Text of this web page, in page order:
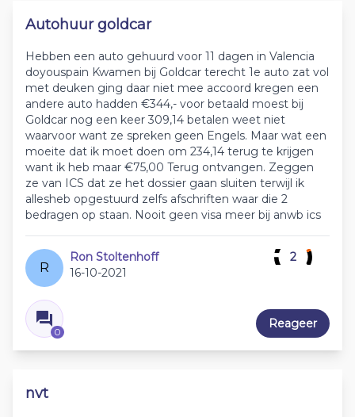
Autohuur goldcar
Hebben een auto gehuurd voor 11 dagen in Valencia
doyouspain Kwamen bij Goldcar terecht 1e auto zat vol
met deuken ging daar niet mee accoord kregen een
andere auto hadden €344,- voor betaald moest bij
Goldcar nog een keer 309,14 betalen weet niet
waarvoor want ze spreken geen Engels. Maar wat een
moeite dat ik moet doen om 234,14 terug te krijgen
want ik heb maar €75,00 Terug ontvangen. Zeggen
ze van ICS dat ze het dossier gaan sluiten terwijl ik
allesheb opgestuurd zelfs afschriften waar die 2
bedragen op staan. Nooit geen visa meer bij anwb ics
R
Ron Stoltenhoff
16-10-2021
0
2
Reageer
nvt